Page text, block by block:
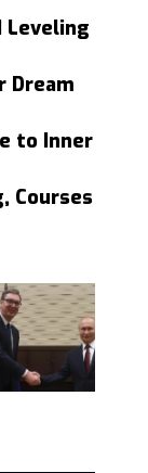
Leveling
Dream
to Inner
Courses